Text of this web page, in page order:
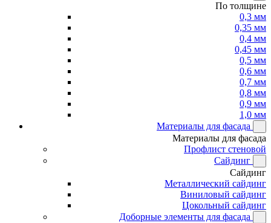
По толщине
0,3 мм
0,35 мм
0,4 мм
0,45 мм
0,5 мм
0,6 мм
0,7 мм
0,8 мм
0,9 мм
1,0 мм
Материалы для фасада
Материалы для фасада
Профлист стеновой
Сайдинг
Сайдинг
Металлический сайдинг
Виниловый сайдинг
Цокольный сайдинг
Доборные элементы для фасада